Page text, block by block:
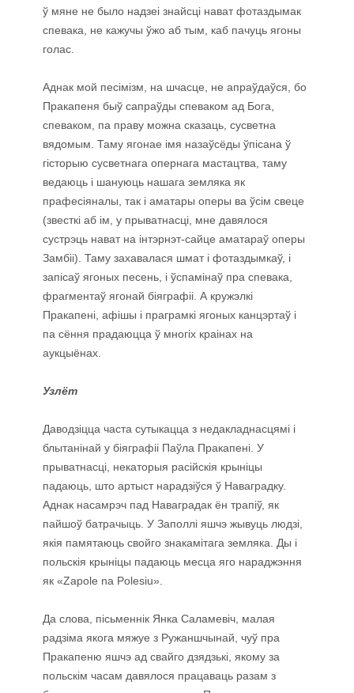
ў мяне не было надзеі знайсці нават фотаздымак
спевака, не кажучы ўжо аб тым, каб пачуць ягоны
голас.
Аднак мой песімізм, на шчасце, не апраўдаўся, бо
Пракапеня быў сапраўды спеваком ад Бога,
спеваком, па праву можна сказаць, сусветна
вядомым. Таму ягонае імя назаўсёды ўпісана ў
гісторыю сусветнага опернага мастацтва, таму
ведаюць і шануюць нашага земляка як
прафесіяналы, так і аматары оперы ва ўсім свеце
(звесткі аб ім, у прыватнасці, мне давялося
сустрэць нават на інтэрнэт-сайце аматараў оперы
Замбіі). Таму захавалася шмат і фотаздымкаў, і
запісаў ягоных песень, і ўспамінаў пра спевака,
фрагментаў ягонай біяграфіі. А кружэлкі
Пракапені, афішы і праграмкі ягоных канцэртаў і
па сёння прадаюцца ў многіх краінах на
аукцыёнах.
Узлёт
Даводзіцца часта сутыкацца з недакладнасцямі і
блытанінай у біяграфіі Паўла Пракапені. У
прыватнасці, некаторыя расійскія крыніцы
падаюць, што артыст нарадзіўся ў Наваградку.
Аднак насамрэч пад Наваградак ён трапіў, як
пайшоў батрачыць. У Заполлі яшчэ жывуць людзі,
якія памятаюць свойго знакамітага земляка. Ды і
польскія крыніцы падаюць месца яго нараджэння
як «Zapole na Polesiu».
Да слова, пісьменнік Янка Саламевіч, малая
радзіма якога мяжуе з Ружаншчынай, чуў пра
Пракапеню яшчэ ад свайго дзядзькі, якому за
польскім часам давялося працаваць разам з